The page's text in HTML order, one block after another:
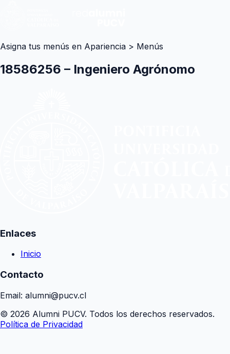
Asigna tus menús en Apariencia > Menús
18586256 – Ingeniero Agrónomo
Enlaces
Inicio
Contacto
Email: alumni@pucv.cl
© 2026 Alumni PUCV. Todos los derechos reservados.
Política de Privacidad